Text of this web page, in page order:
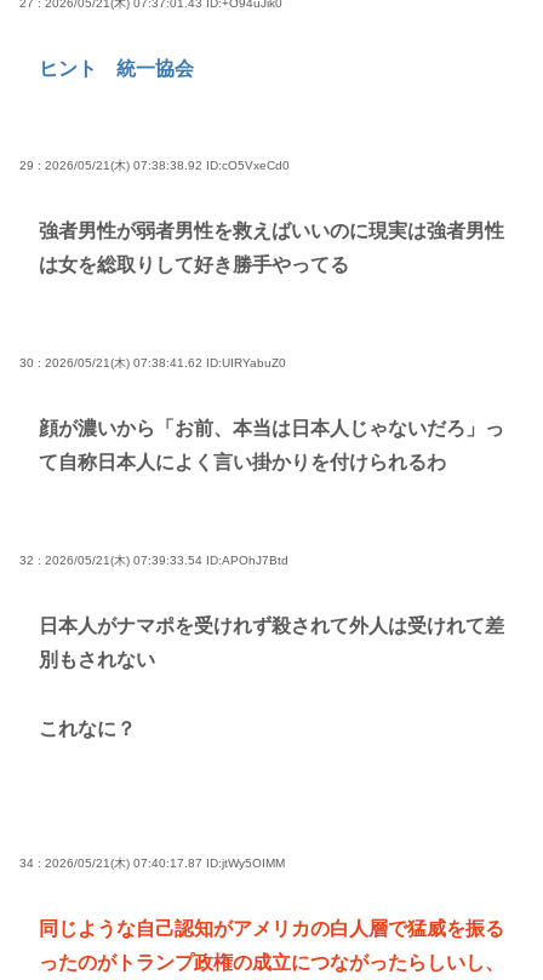
27 : 2026/05/21(木) 07:37:01.43 ID:+O94uJik0
ヒント 統一協会
29 : 2026/05/21(木) 07:38:38.92 ID:cO5VxeCd0
強者男性が弱者男性を救えばいいのに現実は強者男性
は女を総取りして好き勝手やってる
30 : 2026/05/21(木) 07:38:41.62 ID:UIRYabuZ0
顔が濃いから「お前、本当は日本人じゃないだろ」っ
て自称日本人によく言い掛かりを付けられるわ
32 : 2026/05/21(木) 07:39:33.54 ID:APOhJ7Btd
日本人がナマポを受けれず殺されて外人は受けれて差
別もされない
これなに？
34 : 2026/05/21(木) 07:40:17.87 ID:jtWy5OIMM
同じような自己認知がアメリカの白人層で猛威を振る
ったのがトランプ政権の成立につながったらしいし、